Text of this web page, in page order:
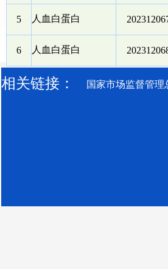
5 人血白蛋白
6 人血白蛋白
相关链接： 国家市场监督管理